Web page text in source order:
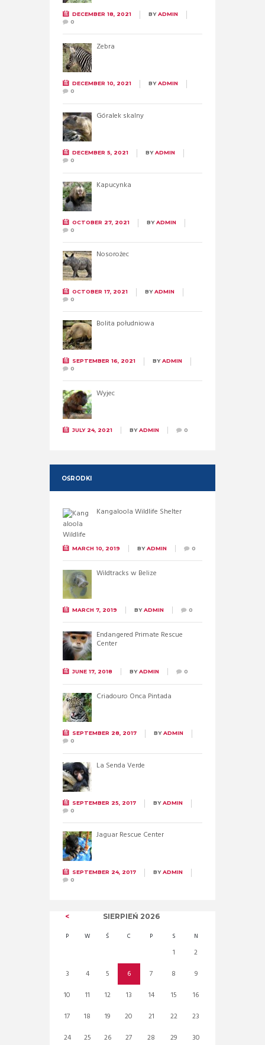
DECEMBER 18, 2021 BYADMIN
0
Zebra
DECEMBER 10, 2021 BYADMIN
0
Góralek skalny
DECEMBER 5, 2021 BYADMIN
0
Kapucynka
OCTOBER 27, 2021 BYADMIN
0
Nosorożec
OCTOBER 17, 2021 BYADMIN
0
Bolita południowa
SEPTEMBER 16, 2021 BYADMIN
0
Wyjec
JULY 24, 2021 BYADMIN 0
OŚRODKI
Kangaloola Wildlife Shelter
MARCH 10, 2019 BYADMIN 0
Wildtracks w Belize
MARCH 7, 2019 BYADMIN 0
Endangered Primate Rescue
Center
JUNE 17, 2018 BYADMIN 0
Criadouro Onca Pintada
SEPTEMBER 28, 2017 BYADMIN
0
La Senda Verde
SEPTEMBER 25, 2017 BYADMIN
0
Jaguar Rescue Center
SEPTEMBER 24, 2017 BYADMIN
0
SIERPIEŃ 2026
P W Ś C P S N
1
2
3
4 5 6 7 8
9
10
11 12 13 14 15
16
17
18 19 20 21 22
23
24
25 26 27 28 29
30